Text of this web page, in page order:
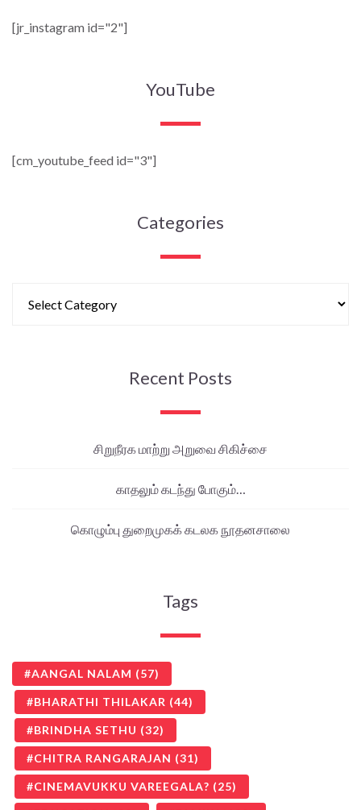
[jr_instagram id="2"]
YouTube
[cm_youtube_feed id="3"]
Categories
Recent Posts
சிறுநீரக மாற்று அறுவை சிகிச்சை
காதலும் கடந்து போகும்…
கொழும்பு துறைமுகக் கடலக நூதனசாலை
Tags
AANGAL NALAM (57)
BHARATHI THILAKAR (44)
BRINDHA SETHU (32)
CHITRA RANGARAJAN (31)
CINEMAVUKKU VAREEGALA? (25)